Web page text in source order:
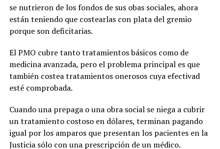
se nutrieron de los fondos de sus obas sociales, ahora
están teniendo que costearlas con plata del gremio
porque son deficitarias.
El PMO cubre tanto tratamientos básicos como de
medicina avanzada, pero el problema principal es que
también costea tratamientos onerosos cuya efectivad
esté comprobada.
Cuando una prepaga o una obra social se niega a cubrir
un tratamiento costoso en dólares, terminan pagando
igual por los amparos que presentan los pacientes en la
Justicia sólo con una prescripción de un médico.